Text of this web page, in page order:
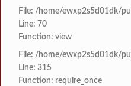
File: /home/ewxp2s5d01dk/
Line: 70
Function: view
File: /home/ewxp2s5d01dk/
Line: 315
Function: require_once